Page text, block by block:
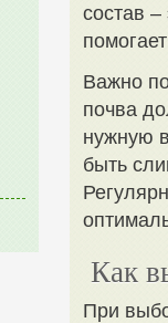
состав
Важно
почва
нужную
быть
Как
При